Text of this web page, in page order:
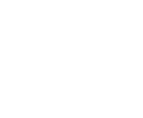
Miami, pri
hlási na